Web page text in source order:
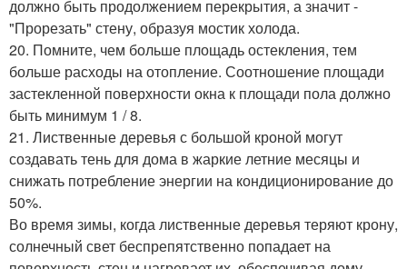
должно быть продолжением перекрытия, а значит -
"Прорезать" стену, образуя мостик холода.
20. Помните, чем больше площадь остекления, тем
больше расходы на отопление. Соотношение площади
застекленной поверхности окна к площади пола должно
быть минимум 1 / 8.
21. Лиственные деревья с большой кроной могут
создавать тень для дома в жаркие летние месяцы и
снижать потребление энергии на кондиционирование до
50%.
Во время зимы, когда лиственные деревья теряют крону,
солнечный свет беспрепятственно попадает на